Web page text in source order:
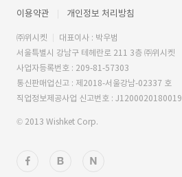
이용약관 개인정보 처리방침
㈜위시켓
대표이사 : 박우범
서울특별시 강남구 테헤란로 211 3층 ㈜위시켓
사업자등록번호 : 209-81-57303
통신판매업신고 : 제2018-서울강남-02337 호
직업정보제공사업 신고번호 : J1200020180019
© 2013 Wishket Corp.